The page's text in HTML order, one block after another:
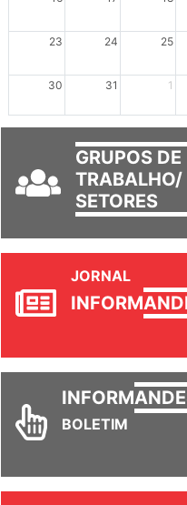
23 24 25
30 31 1
GRUPOS DE
TRABALHO/
SETORES
JORNAL
INFORM
INFORM
BOLETIM